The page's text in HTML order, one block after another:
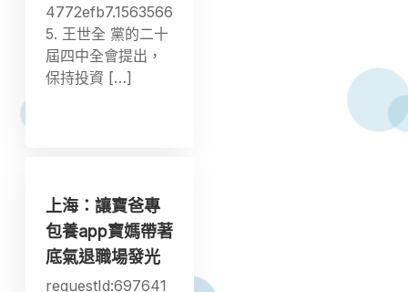
4772efb7.1563566
5. 王世全 黨的二十
屆四中全會提出，
保持投資 […]
上海：讓寶爸專
包養app寶媽帶著
底氣退職場發光
requestId:697641